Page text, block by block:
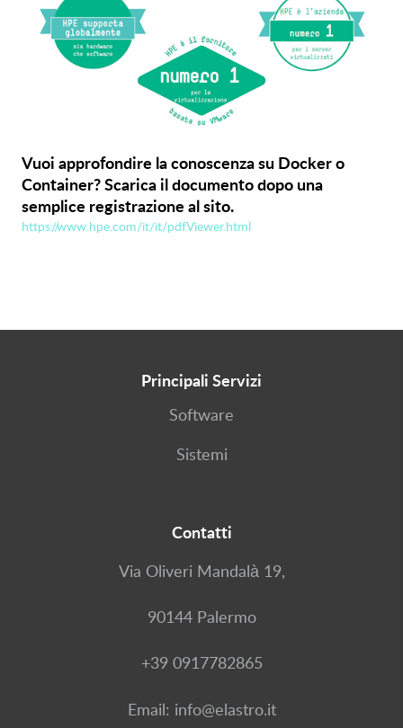
Vuoi approfondire la conoscenza su Docker o
Container? Scarica il documento dopo una
semplice registrazione al sito.
https://www.hpe.com/it/it/pdfViewer.html
Principali Servizi
Software
Sistemi
Contatti
Via Oliveri Mandalà 19,
90144 Palermo
+39 0917782865
Email: info@elastro.it